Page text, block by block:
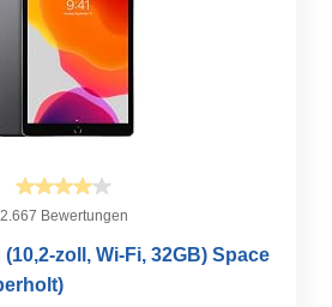
2.667 Bewertungen
zoll, Wi-Fi, 32GB) Space